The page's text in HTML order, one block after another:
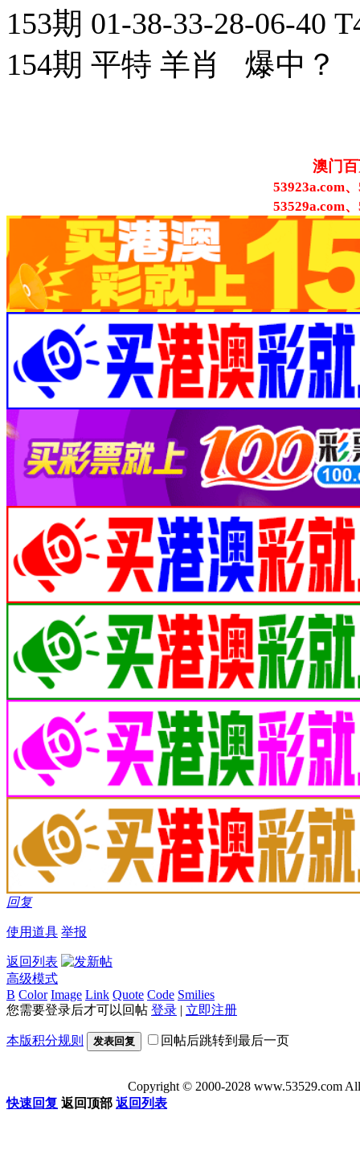
153期 01-38-33-28-06-40
154期 平特 羊肖 爆中？
澳门
53923a.com
53529a.com
回复
使用道具 举报
返回列表
高级模式
B Color Image Link Quote Code Smilies
您需要登录后才可以回帖 登录 | 立即注册
本版积分规则 发表回复 回帖后跳转到最后一页
Copyright © 2000-2028 www.53529.com
快速回复 返回顶部 返回列表